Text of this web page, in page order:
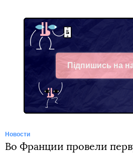
Підпишись на
Telegram
Новости
Во Франции провели